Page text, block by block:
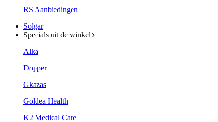
RS Aanbiedingen
Solgar
Specials uit de winkel
Alka
Dopper
Gkazas
Goldea Health
K2 Medical Care